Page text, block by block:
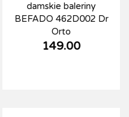
damskie baleriny
BEFADO 462D002 Dr
Orto
149.00